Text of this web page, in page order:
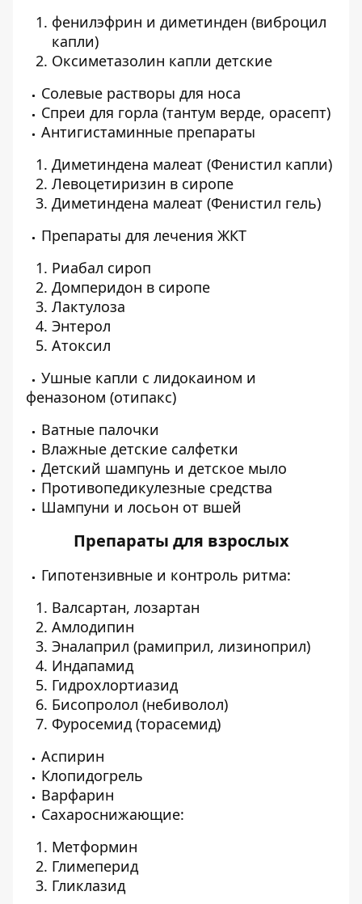
фенилэфрин и диметинден (виброцил
капли)
Оксиметазолин капли детские
Солевые растворы для носа
Спреи для горла (тантум верде, орасепт)
Антигистаминные препараты
Диметиндена малеат (Фенистил капли)
Левоцетиризин в сиропе
Диметиндена малеат (Фенистил гель)
Препараты для лечения ЖКТ
Риабал сироп
Домперидон в сиропе
Лактулоза
Энтерол
Атоксил
Ушные капли с лидокаином и
феназоном (отипакс)
Ватные палочки
Влажные детские салфетки
Детский шампунь и детское мыло
Противопедикулезные средства
Шампуни и лосьон от вшей
Препараты для взрослых
Гипотензивные и контроль ритма:
Валсартан, лозартан
Амлодипин
Эналаприл (рамиприл, лизиноприл)
Индапамид
Гидрохлортиазид
Бисопролол (небиволол)
Фуросемид (торасемид)
Аспирин
Клопидогрель
Варфарин
Сахароснижающие:
Метформин
Глимеперид
Гликлазид